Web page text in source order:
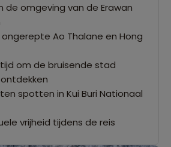
de omgeving van de Erawan
Ao Thalane en Hong
om de bruisende stad
spotten in Kui Buri Nationaal
vrijheid tijdens de reis